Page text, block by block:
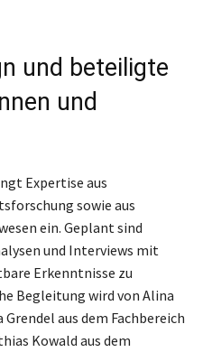
und beteiligte
und
Expertise aus
sowie aus
ein. Geplant sind
und Interviews mit
Erkenntnisse zu
Begleitung wird von Alina
aus dem Fachbereich
Kowald aus dem